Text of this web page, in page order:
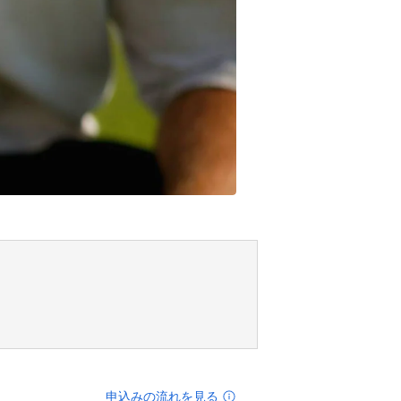
申込みの流れを見る